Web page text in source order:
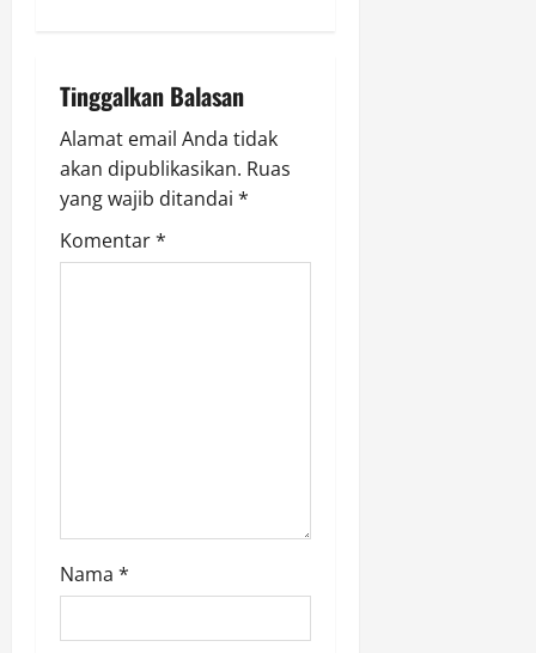
i
g
a
t
i
Tinggalkan Balasan
Alamat email Anda tidak
akan dipublikasikan. Ruas
yang wajib ditandai *
Komentar*
Nama *